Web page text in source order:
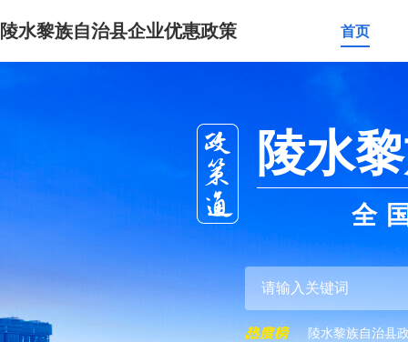
陵水黎族自治县企业优惠政策 首页
陵水
全
陵水黎族自治县